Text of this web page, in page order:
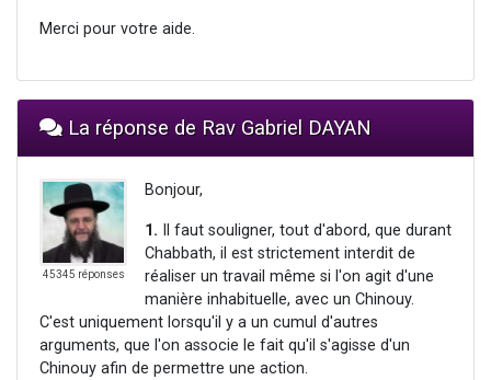
Merci pour votre aide.
La réponse de Rav Gabriel DAYAN
45345 réponses
Bonjour,
1. Il faut souligner, tout d'abord, que durant
Chabbath, il est strictement interdit de
réaliser un travail même si l'on agit d'une
manière inhabituelle, avec un Chinouy.
C'est uniquement lorsqu'il y a un cumul d'autres
arguments, que l'on associe le fait qu'il s'agisse d'un
Chinouy afin de permettre une action.